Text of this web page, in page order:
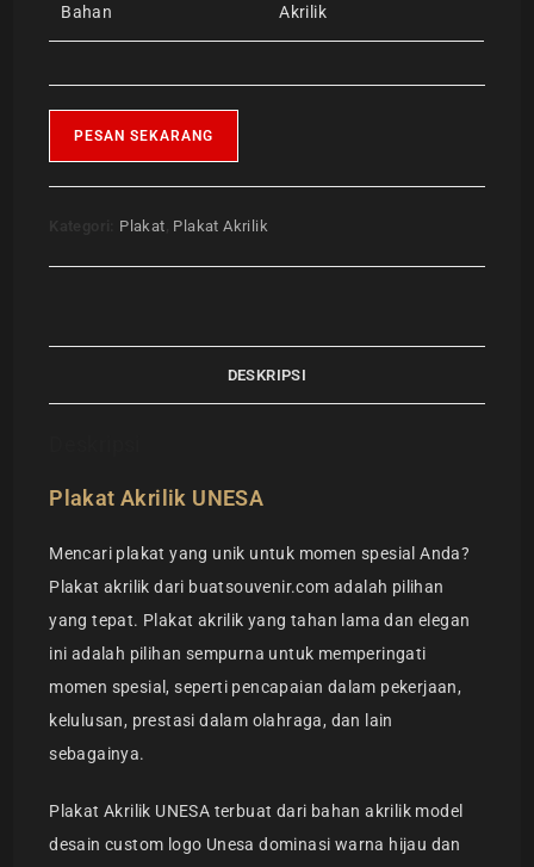
Bahan Akrilik
PESAN SEKARANG
Plakat Plakat Akrilik
DESKRIPSI
Plakat Akrilik UNESA
Mencari plakat yang unik untuk momen spesial Anda?
Plakat akrilik dari buatsouvenir.com adalah pilihan
yang tepat. Plakat akrilik yang tahan lama dan elegan
ini adalah pilihan sempurna untuk memperingati
momen spesial, seperti pencapaian dalam pekerjaan,
kelulusan, prestasi dalam olahraga, dan lain
sebagainya.
Plakat Akrilik UNESA terbuat dari bahan akrilik model
desain custom logo Unesa dominasi warna hijau dan